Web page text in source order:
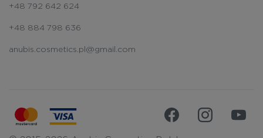
+48 792 642 624
+48 884 798 636
anubis.cosmetics.pl@gmail.com